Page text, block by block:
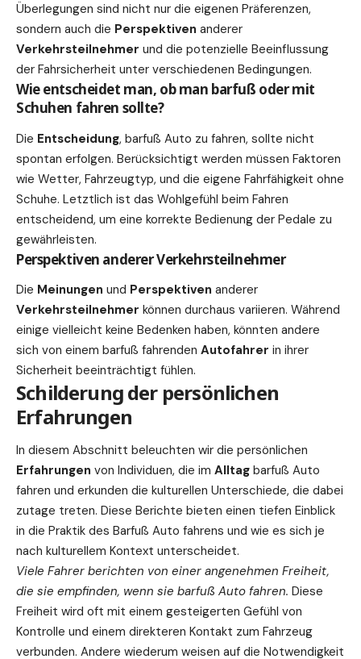
Überlegungen sind nicht nur die eigenen Präferenzen,
sondern auch die Perspektiven anderer
Verkehrsteilnehmer und die potenzielle Beeinflussung
der Fahrsicherheit unter verschiedenen Bedingungen.
Wie entscheidet man, ob man barfuß oder mit
Schuhen fahren sollte?
Die Entscheidung, barfuß Auto zu fahren, sollte nicht
spontan erfolgen. Berücksichtigt werden müssen Faktoren
wie Wetter, Fahrzeugtyp, und die eigene Fahrfähigkeit ohne
Schuhe. Letztlich ist das Wohlgefühl beim Fahren
entscheidend, um eine korrekte Bedienung der Pedale zu
gewährleisten.
Perspektiven anderer Verkehrsteilnehmer
Die Meinungen und Perspektiven anderer
Verkehrsteilnehmer können durchaus variieren. Während
einige vielleicht keine Bedenken haben, könnten andere
sich von einem barfuß fahrenden Autofahrer in ihrer
Sicherheit beeinträchtigt fühlen.
Schilderung der persönlichen
Erfahrungen
In diesem Abschnitt beleuchten wir die persönlichen
Erfahrungen von Individuen, die im Alltag barfuß Auto
fahren und erkunden die kulturellen Unterschiede, die dabei
zutage treten. Diese Berichte bieten einen tiefen Einblick
in die Praktik des Barfuß Auto fahrens und wie es sich je
nach kulturellem Kontext unterscheidet.
Viele Fahrer berichten von einer angenehmen Freiheit,
die sie empfinden, wenn sie barfuß Auto fahren. Diese
Freiheit wird oft mit einem gesteigerten Gefühl von
Kontrolle und einem direkteren Kontakt zum Fahrzeug
verbunden. Andere wiederum weisen auf die Notwendigkeit